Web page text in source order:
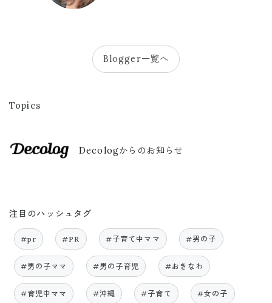
Blogger一覧へ
Topics
Decologからのお知らせ
注目のハッシュタグ
#pr #PR #子育て中ママ #男の子
#男の子ママ #男の子育児 #おきなわ
#育児中ママ #沖縄 #子育て #女の子